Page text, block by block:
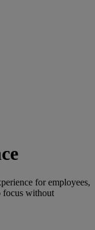
for employees,
focus without